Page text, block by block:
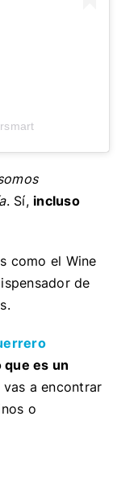
. Sí, incluso
como el Wine
de
que es un
vas a encontrar
o